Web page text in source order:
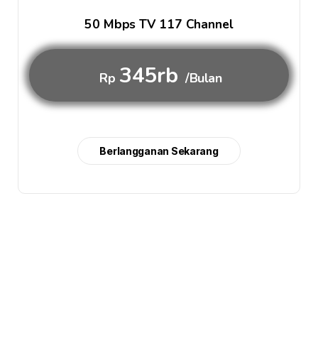
50 Mbps TV 117 Channel
Rp 345rb /Bulan
Berlangganan Sekarang